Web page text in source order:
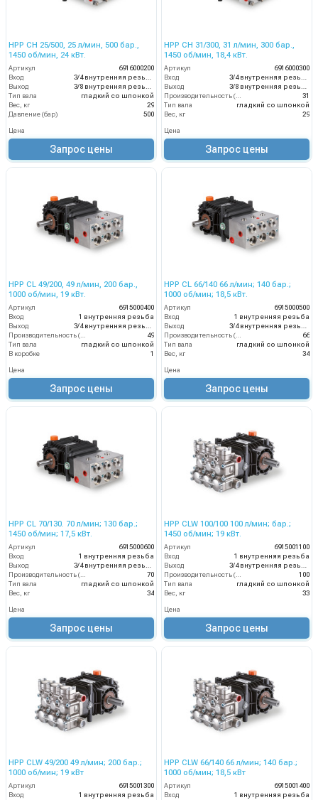
HPP CH 25/500, 25 л/мин, 500 бар.,
1450 об/мин, 24 кВт.
Артикул
6916000200
Вход
3/4 внутренняя резьба
Выход
3/8 внутренняя резьба
Тип вала
гладкий со шпонкой
Вес, кг
29
Давление (бар)
500
Цена
Запрос цены
HPP CH 31/300, 31 л/мин, 300 бар.,
1450 об/мин, 18,4 кВт.
Артикул
6916000300
Вход
3/4 внутренняя резьба
Выход
3/8 внутренняя резьба
Производительность (л/мин)
31
Тип вала
гладкий со шпонкой
Вес, кг
29
Цена
Запрос цены
HPP CL 49/200, 49 л/мин, 200 бар.,
1000 об/мин, 19 кВт.
Артикул
6915000400
Вход
1 внутренняя резьба
Выход
3/4 внутренняя резьба
Производительность (л/мин)
49
Тип вала
гладкий со шпонкой
В коробке
1
Цена
Запрос цены
HPP CL 66/140 66 л/мин; 140 бар.;
1000 об/мин; 18,5 кВт.
Артикул
6915000500
Вход
1 внутренняя резьба
Выход
3/4 внутренняя резьба
Производительность (л/мин)
66
Тип вала
гладкий со шпонкой
Вес, кг
34
Цена
Запрос цены
HPP CL 70/130. 70 л/мин; 130 бар.;
1450 об/мин; 17,5 кВт.
Артикул
6915000600
Вход
1 внутренняя резьба
Выход
70
Тип вала
гладкий со шпонкой
Вес, кг
34
Цена
Запрос цены
HPP CLW 100/100 100 л/мин; бар.;
1450 об/мин; 19 кВт.
Артикул
6915001100
Вход
1 внутренняя резьба
Выход
100
Тип вала
гладкий со шпонкой
Вес, кг
33
Цена
Запрос цены
HPP CLW 49/200 49 л/мин; 200 бар.;
1000 об/мин; 19 кВт
Артикул
6915001300
Вход
1 внутренняя резьба
HPP CLW 66/140 66 л/мин; 140 бар.;
1000 об/мин; 18,5 кВт
Артикул
6915001400
Вход
1 внутренняя резьба